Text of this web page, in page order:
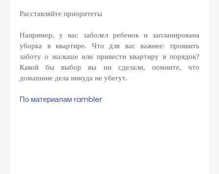
Расставляйте приоритеты
Например, у вас заболел ребенок и запланирована
уборка в квартире. Что для вас важнее: проявить
заботу о малыше или привести квартиру в порядок?
Какой бы выбор вы ни сделали, помните, что
домашние дела никуда не убегут.
По материалам rambler